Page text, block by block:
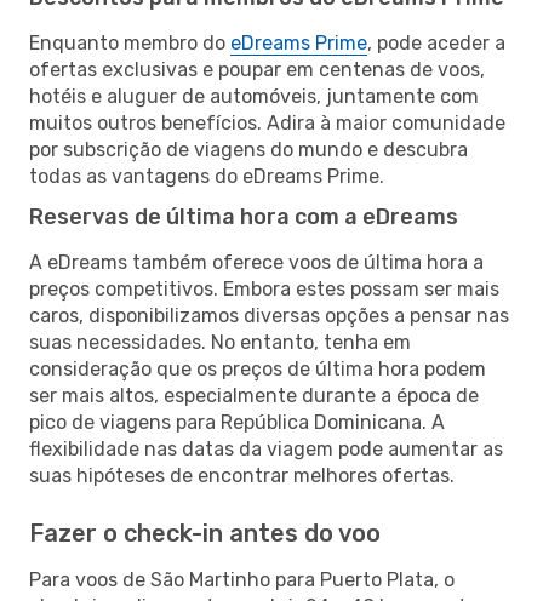
Enquanto membro do eDreams Prime, pode aceder a
ofertas exclusivas e poupar em centenas de voos,
hotéis e aluguer de automóveis, juntamente com
muitos outros benefícios. Adira à maior comunidade
por subscrição de viagens do mundo e descubra
todas as vantagens do eDreams Prime.
Reservas de última hora com a eDreams
A eDreams também oferece voos de última hora a
preços competitivos. Embora estes possam ser mais
caros, disponibilizamos diversas opções a pensar nas
suas necessidades. No entanto, tenha em
consideração que os preços de última hora podem
ser mais altos, especialmente durante a época de
pico de viagens para República Dominicana. A
flexibilidade nas datas da viagem pode aumentar as
suas hipóteses de encontrar melhores ofertas.
Fazer o check-in antes do voo
Para voos de São Martinho para Puerto Plata, o